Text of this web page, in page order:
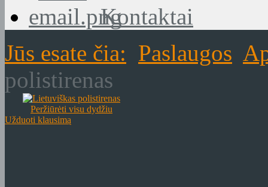
Kontaktai
Jūs esate čia: Paslaugos
polistirenas
Peržiūrėti visu dydžiu
Užduoti klausimą